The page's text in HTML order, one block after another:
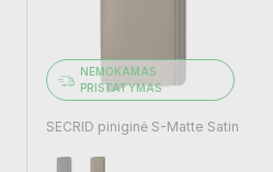
NEMOKAMAS
PRISTATYMAS
SECRID piniginė S-Matte Satin